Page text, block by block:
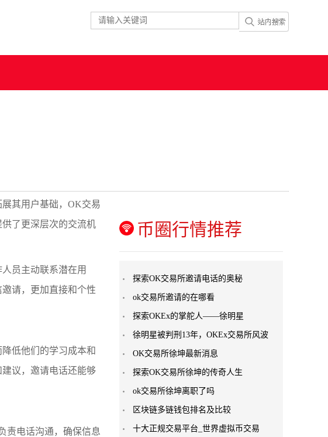
其用户基础，OK交易
了更深层次的交流机
员主动联系潜在用
请，更加直接和个性
低他们的学习成本和
议，邀请电话还能够
责电话沟通，确保信息
币圈行情推荐
探索OK交易所邀请电话的奥秘
ok交易所邀请的在哪看
探索OKEx的掌舵人——徐明星
徐明星被判刑13年，OKEx交易所风波
OK交易所徐坤最新消息
探索OK交易所徐坤的传奇人生
ok交易所徐坤离职了吗
区块链多链钱包排名及比较
十大正规交易平台_世界虚拟币交易